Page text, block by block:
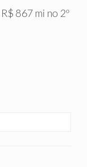
867 mi no 2º